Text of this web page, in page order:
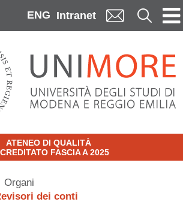
ENG Intranet Cerca
ATENEO DI QUALITÀ
FASCIA A 2025
Organi
dei conti